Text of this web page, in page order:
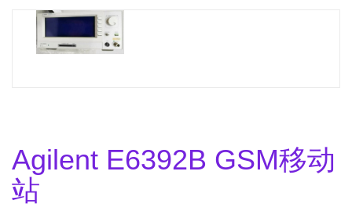
Agilent E6392B GSM移动
站